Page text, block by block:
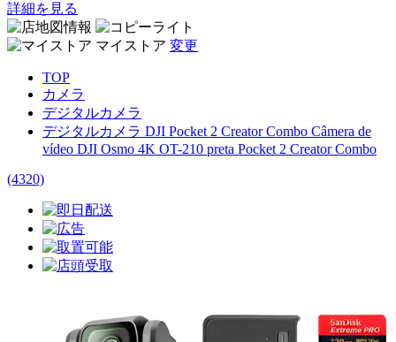
詳細を見る
マイストア 変更
TOP
カメラ
デジタルカメラ
デジタルカメラ DJI Pocket 2 Creator Combo Câmera de
vídeo DJI Osmo 4K OT-210 preta Pocket 2 Creator Combo
(4320)